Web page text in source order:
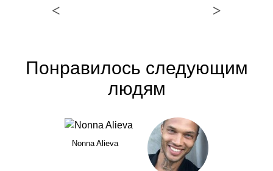
< >
Понравилось следующим
людям
Nonna Alieva